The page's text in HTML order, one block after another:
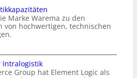
Marke Warema zu den
hochwertigen, technischen
Intralogistik
Group hat Element Logic als